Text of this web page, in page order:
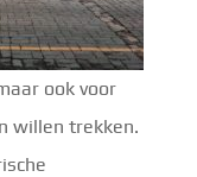
ook voor
willen trekken.